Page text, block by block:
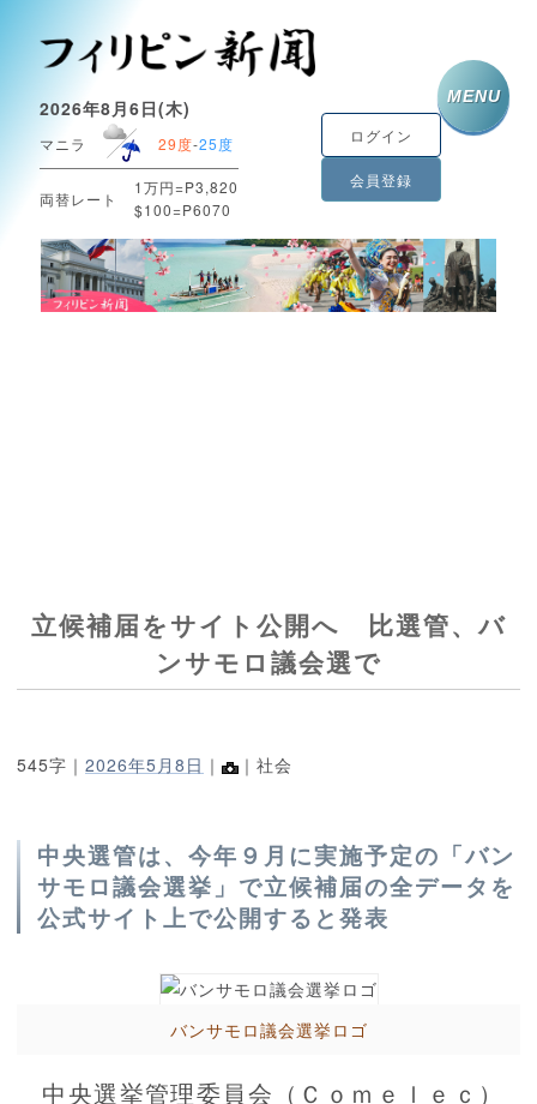
2026年8月6日(木)
マニラ 29度-25度
両替レート
1万円=P3,820
$100=P6070
ログイン
会員登録
MENU
立候補届をサイト公開へ 比選管、バ
ンサモロ議会選で
545字｜ 2026年5月8日 ｜ ｜社会
中央選管は、今年９月に実施予定の「バン
サモロ議会選挙」で立候補届の全データを
公式サイト上で公開すると発表
バンサモロ議会選挙ロゴ
中央選挙管理委員会（Ｃｏｍｅｌｅｃ）